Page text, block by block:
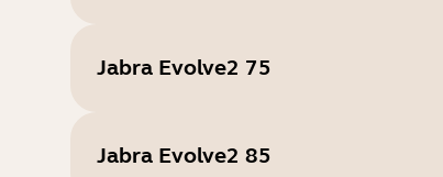
Jabra Evolve2 75
Jabra Evolve2 85